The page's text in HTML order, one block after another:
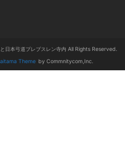
日本弓道プレブスレン寺内 All Rights Reserved.
Theme by Commnitycom,Inc.